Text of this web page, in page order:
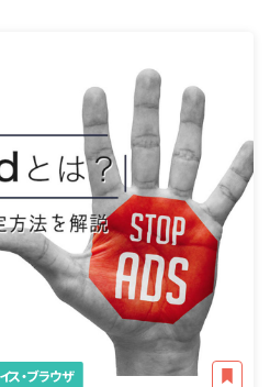
ス・ブラウザ